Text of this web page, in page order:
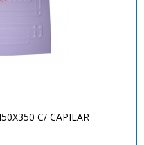
C/ CAPILAR